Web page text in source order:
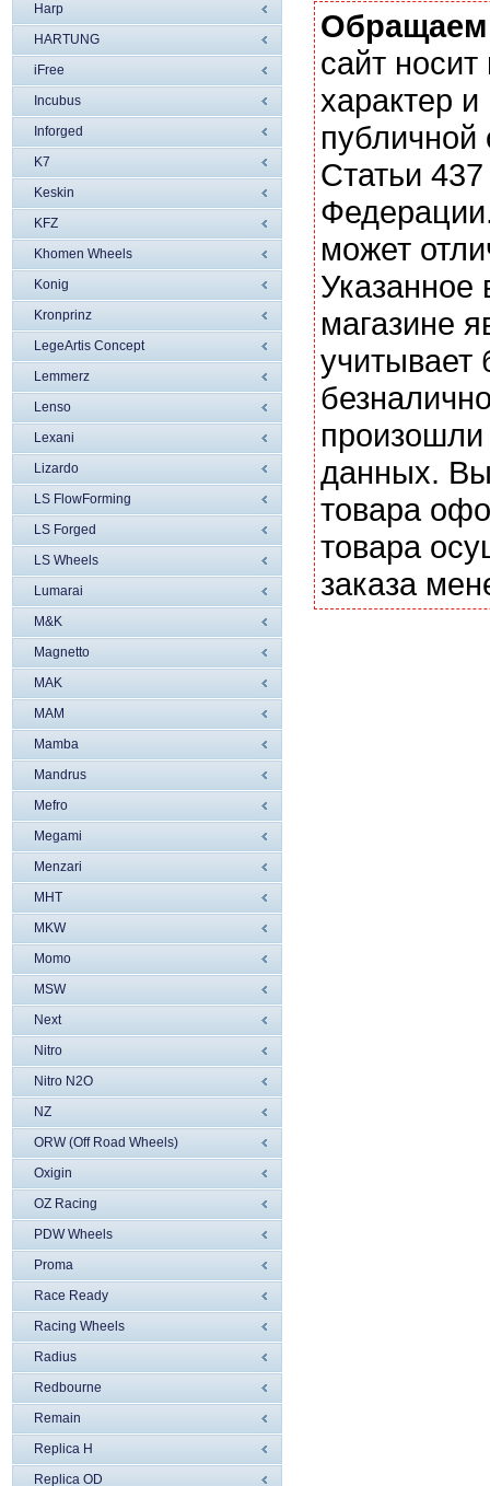
Harp
HARTUNG
iFree
Incubus
Inforged
K7
Keskin
KFZ
Khomen Wheels
Konig
Kronprinz
LegeArtis Concept
Lemmerz
Lenso
Lexani
Lizardo
LS FlowForming
LS Forged
LS Wheels
Lumarai
M&K
Magnetto
MAK
MAM
Mamba
Mandrus
Mefro
Megami
Menzari
MHT
MKW
Momo
MSW
Next
Nitro
Nitro N2O
NZ
ORW (Off Road Wheels)
Oxigin
OZ Racing
PDW Wheels
Proma
Race Ready
Racing Wheels
Radius
Redbourne
Remain
Replica H
Replica OD
сайт
характер
Статьи
может
магазине
учитывает
данных. Вы
товара
товара
заказа